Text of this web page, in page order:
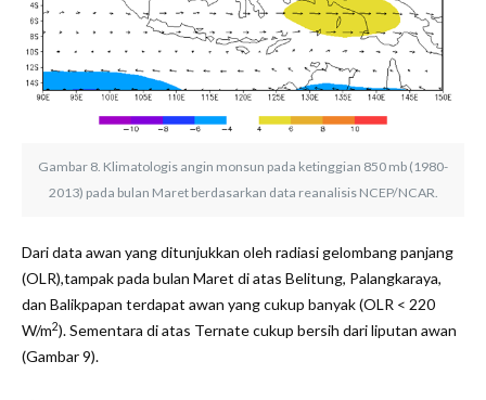
Gambar 8. Klimatologis angin monsun pada ketinggian 850 mb (1980-
2013) pada bulan Maret berdasarkan data reanalisis NCEP/NCAR.
Dari data awan yang ditunjukkan oleh radiasi gelombang panjang
(OLR),tampak pada bulan Maret di atas Belitung, Palangkaraya,
dan Balikpapan terdapat awan yang cukup banyak (OLR < 220
W/m2). Sementara di atas Ternate cukup bersih dari liputan awan
(Gambar 9).